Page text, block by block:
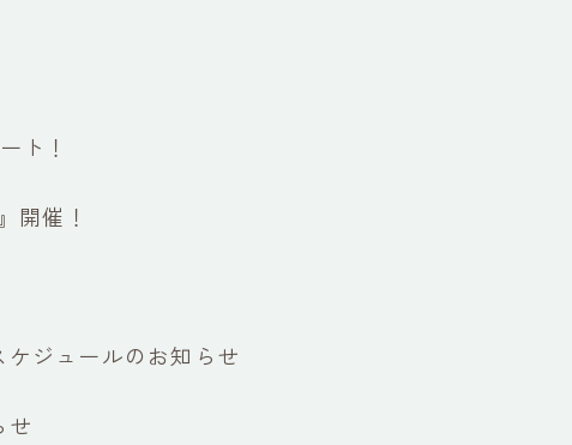
ト！
開催！
ジュールのお知らせ
せ